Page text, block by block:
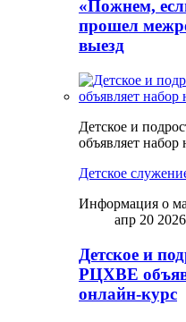
«Пожнем,
прошел
выезд
Детское и
объявляет
Детское
Информация о
апр 20 2026
Детское и
РЦХВЕ
онлайн-курс